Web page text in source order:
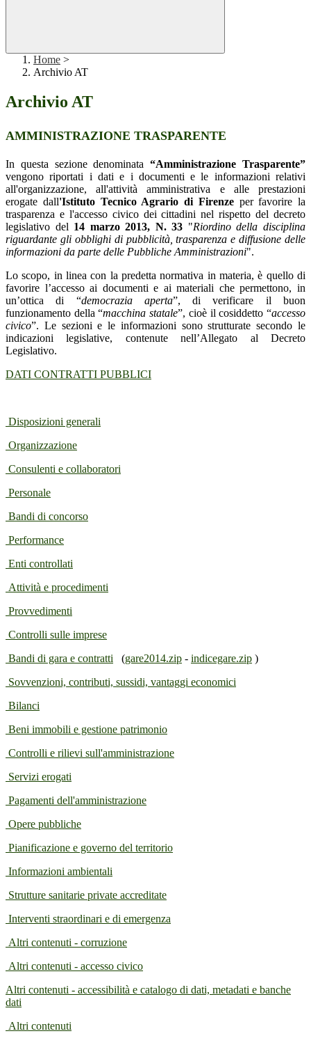
Home >
Archivio AT
Archivio AT
AMMINISTRAZIONE TRASPARENTE
In questa sezione denominata“Amministrazione Trasparente”
vengono riportati i dati e i documenti e le informazioni relativi
all'organizzazione, all'attività amministrativa e alle prestazioni
erogate dall'Istituto Tecnico Agrario di Firenzeper favorire la
trasparenza e l'accesso civico dei cittadini nel rispetto del decreto
legislativo del 14 marzo 2013, N. 33 "Riordino della disciplina
riguardante gli obblighi di pubblicità, trasparenza e diffusione delle
informazioni da parte delle Pubbliche Amministrazioni".
Lo scopo, in linea con la predetta normativa in materia, è quello di
favorire l’accesso ai documenti e ai materiali che permettono, in
un’ottica di “democrazia aperta”, di verificare il buon
funzionamento della “macchina statale”, cioè il cosiddetto “accesso
civico”. Le sezioni e le informazioni sono strutturate secondo le
indicazioni legislative, contenute nell’Allegato al Decreto
Legislativo.
DATI CONTRATTI PUBBLICI
Disposizioni generali
Organizzazione
Consulenti e collaboratori
Personale
Bandi di concorso
Performance
Enti controllati
Attività e procedimenti
Provvedimenti
Controlli sulle imprese
Bandi di gara e contratti (gare2014.zip - indicegare.zip )
Sovvenzioni, contributi, sussidi, vantaggi economici
Bilanci
Beni immobili e gestione patrimonio
Controlli e rilievi sull'amministrazione
Servizi erogati
Pagamenti dell'amministrazione
Opere pubbliche
Pianificazione e governo del territorio
Informazioni ambientali
Strutture sanitarie private accreditate
Interventi straordinari e di emergenza
Altri contenuti - corruzione
Altri contenuti - accesso civico
Altri contenuti - accessibilità e catalogo di dati, metadati e banche
dati
Altri contenuti